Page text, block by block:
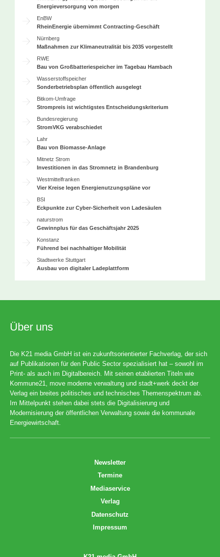
Energieversorgung von morgen
EnBW
RheinEnergie übernimmt Contracting-Geschäft
Nürnberg
Maßnahmen zur Klimaneutralität bis 2035 vorgestellt
RWE
Bau von Großbatteriespeicher im Tagebau Hambach
Wasserstoffspeicher
Sonderbetriebsplan öffentlich ausgelegt
Bitkom-Umfrage
Strompreis ist wichtigstes Entscheidungskriterium
Bundesregierung
StromVKG verabschiedet
Lahr
Bau von Biomasse-Anlage
Mitnetz Strom
Investitionen in das Stromnetz in Brandenburg
Westmittelfranken
Vier Kreise legen Energienutzungspläne vor
BSI
Eckpunkte zur Cyber-Sicherheit von Ladesäulen
naturstrom
Gewinnplus für das Geschäftsjahr 2025
Konstanz
Führend bei nachhaltiger Mobilität
Stadtwerke Stuttgart
Ausbau von digitaler Ladeplattform
Über uns
Die K21 media GmbH ist ein zukunftsorientierter Fachverlag, der sich
auf Publikationen für den Public Sector spezialisiert hat – sowohl im
Print- als auch im Digitalbereich. Mit seinen etablierten Titeln wie
Kommune21, move moderne verwaltung und stadt+werk deckt der
Verlag ein breites politisches und technisches Themenspektrum ab.
Im Mittelpunkt stehen dabei stets die Digitalisierung und
Modernisierung der öffentlichen Verwaltung sowie die kommunale
Energiewirtschaft.
Newsletter
Termine
Mediaservice
Verlag
Datenschutz
Impressum